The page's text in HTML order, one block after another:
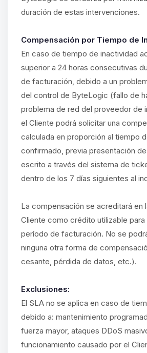
duración de estas intervenciones.
Compensación por Tiempo de
En caso de tiempo de inactividad
superior a 24 horas consecutivas
de facturación, debido a un
del control de ByteLogic (fallo de
problema de red del proveedor de
el Cliente podrá solicitar una
calculada en proporción al tiempo
confirmado, previa presentación
escrito a través del sistema de
dentro de los 7 días siguientes al
La compensación se acreditará en
Cliente como crédito utilizable para
período de facturación. No se
ninguna otra forma de
cesante, pérdida de datos, etc.).
Exclusiones:
El SLA no se aplica en caso de
debido a: mantenimiento
fuerza mayor, ataques DDoS
funcionamiento causado por el